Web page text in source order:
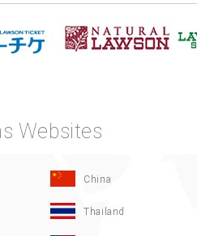
Websites
China
Thailand